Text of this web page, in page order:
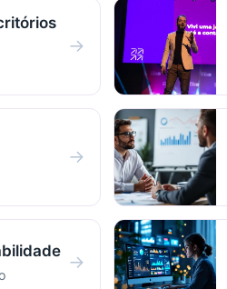
→
→
→